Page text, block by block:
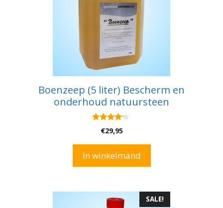
Boenzeep (5 liter) Bescherm en
onderhoud natuursteen
4.00
van 5
€29,95
In winkelmand
SALE!